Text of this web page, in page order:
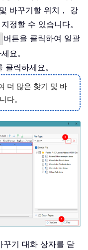
바꾸기할 위치， 강
정할 수 있습니다。
버튼을 클릭하여 일괄
요。
클릭하세요。
더 많은 찾기 및 바
다。
꾸기 대화 상자를 닫